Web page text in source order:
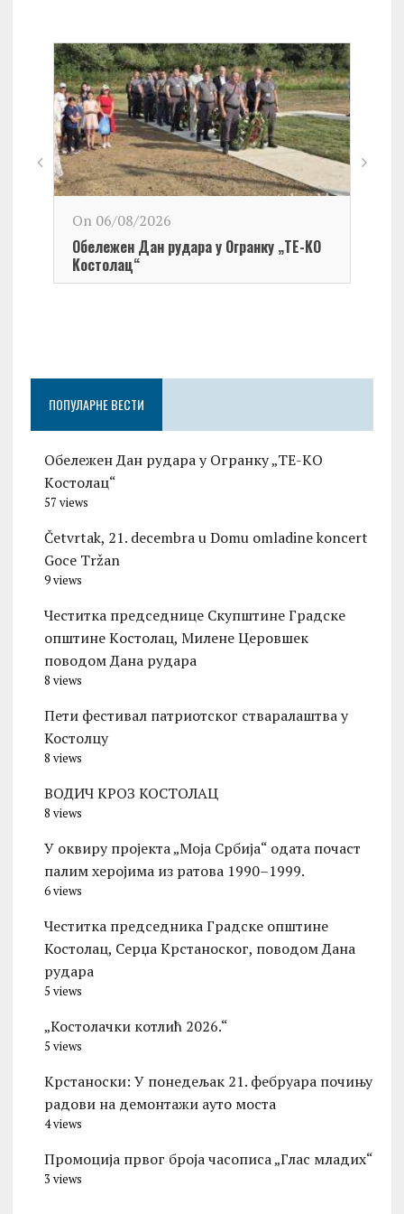
On 06/08/2026
Обележен Дан рудара у Огранку „ТЕ-KО
Kостолац“
ПОПУЛАРНЕ ВЕСТИ
Обележен Дан рудара у Огранку „ТЕ-KО
Kостолац“
57 views
Četvrtak, 21. decembra u Domu omladine koncert
Goce Tržan
9 views
Честитка председнице Скупштине Градске
општине Kостолац, Милене Церовшек
поводом Дана рудара
8 views
Пети фестивал патриотског стваралаштва у
Костолцу
8 views
ВОДИЧ КРОЗ КОСТОЛАЦ
8 views
У оквиру пројекта „Моја Србија“ одата почаст
палим херојима из ратова 1990–1999.
6 views
Честитка председника Градске општине
Костолац, Серџа Крстаноског, поводом Дана
рудара
5 views
„Костолачки котлић 2026.“
5 views
Kрстаноски: У понедељак 21. фебруара почињу
радови на демонтажи ауто моста
4 views
Промоција првог броја часописа „Глас младих“
3 views